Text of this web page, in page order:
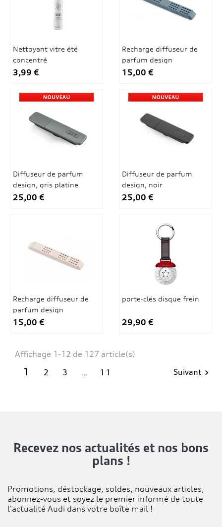
Nettoyant vitre été
concentré
3,99 €
Recharge diffuseur de
parfum design
15,00 €
Diffuseur de parfum
design, gris platine
25,00 €
Diffuseur de parfum
design, noir
25,00 €
Recharge diffuseur de
parfum design
15,00 €
porte-clés disque frein
29,90 €
Affichage 1-12 de 127 article(s)
1 2 3 … 11 Suivant 
Recevez nos actualités et nos bons
plans !
Promotions, déstockage, soldes, nouveaux articles,
abonnez-vous et soyez le premier informé de toute
l'actualité Audi dans votre boîte mail !